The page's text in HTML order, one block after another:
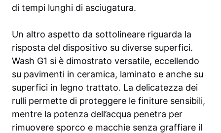
di tempi lunghi di asciugatura.
Un altro aspetto da sottolineare riguarda la
risposta del dispositivo su diverse superfici.
Wash G1 si è dimostrato versatile, eccellendo
su pavimenti in ceramica, laminato e anche su
superfici in legno trattato. La delicatezza dei
rulli permette di proteggere le finiture sensibili,
mentre la potenza dell’acqua penetra per
rimuovere sporco e macchie senza graffiare il